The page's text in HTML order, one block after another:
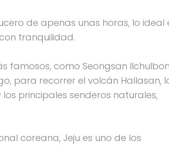
de apenas unas horas, lo ideal
tranquilidad.
famosos, como Seongsan
para recorrer el volcán Hallasan,
principales senderos naturales,
coreana, Jeju es uno de los